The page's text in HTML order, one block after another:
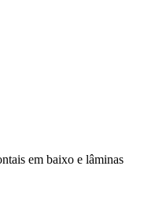
em baixo e lâminas